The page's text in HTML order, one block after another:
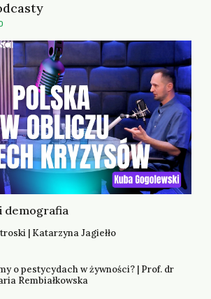
demografia
| Katarzyna Jagiełło
o pestycydach w żywności? | Prof. dr
Rembiałkowska